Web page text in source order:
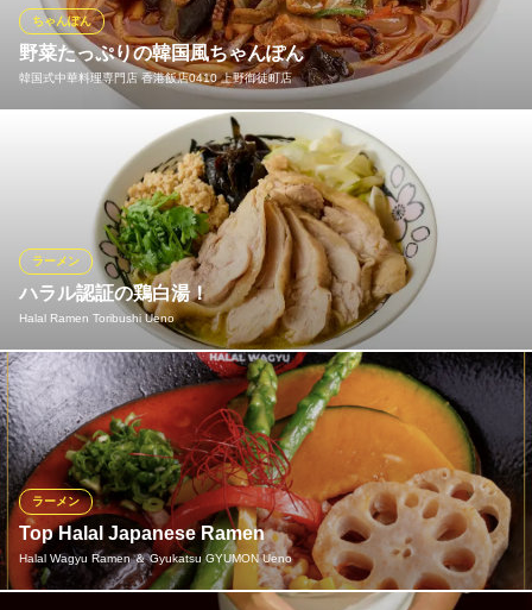
による『挽きたて 打ちたて 茹でたて』のこだわりのそばをご堪能
下さい。
地酒と蕎麦和食 上野 心洗庵～しんせんあん～
手打ちそばと美味い肴
ＪＲ御徒町駅 徒歩1分
東京都台東区上野6-1-6 上野シックスロードB1
野菜たっぷりの韓国風ちゃんぽん
韓国式中華料理専門店 香港飯店0410 上野御徒町店
ちゃんぽん
豚肉と海鮮、野菜たっぷりの韓国風ちゃんぽん。 強火で炒めて具
材の旨みを引き出してピリ辛の味わい深いスープで仕上げまし
韓国式中華料理専門店 香港飯店0410 上野御徒町店
韓国式中華 御徒町
東京メトロ銀座線上野広小路駅 徒歩1分
東京都台東区上野4-4-5 上野c-roadBidg1F
ハラル認証の鶏白湯！
Halal Ramen Toribushi Ueno
ラーメン
当店自慢の鶏白湯ラーメンは、丸鶏と鶏ガラをじっくりと炊き上
げた濃厚でクリーミーなスープが特徴です。 柔らかく仕上げた鶏
チャーシューや新鮮な青ネギを添え、食感と風味のバランスを追
求しました。麺はスープとよく絡む中細ストレート麺を使用し、
最後の一口まで飽きのこない仕上がりとなっております。
Halal Ramen Toribushi Ueno
人気ハラルラーメン
都営大江戸線上野御徒町駅 徒歩1分
Top Halal Japanese Ramen
Halal Wagyu Ramen ＆ Gyukatsu GYUMON Ueno
ラーメン